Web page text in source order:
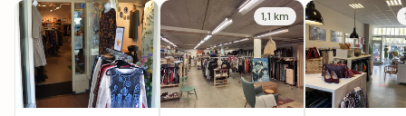
1,1 km